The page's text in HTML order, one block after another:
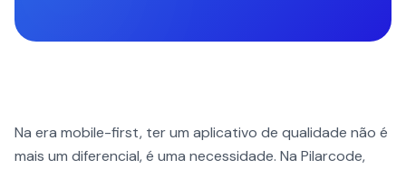
Na era mobile-first, ter um aplicativo de qualidade não é
mais um diferencial, é uma necessidade. Na Pilarcode,